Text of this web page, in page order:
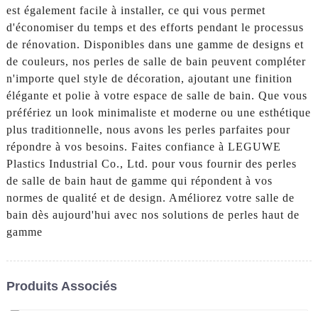
est également facile à installer, ce qui vous permet
d'économiser du temps et des efforts pendant le processus
de rénovation. Disponibles dans une gamme de designs et
de couleurs, nos perles de salle de bain peuvent compléter
n'importe quel style de décoration, ajoutant une finition
élégante et polie à votre espace de salle de bain. Que vous
préfériez un look minimaliste et moderne ou une esthétique
plus traditionnelle, nous avons les perles parfaites pour
répondre à vos besoins. Faites confiance à LEGUWE
Plastics Industrial Co., Ltd. pour vous fournir des perles
de salle de bain haut de gamme qui répondent à vos
normes de qualité et de design. Améliorez votre salle de
bain dès aujourd'hui avec nos solutions de perles haut de
gamme
Produits Associés